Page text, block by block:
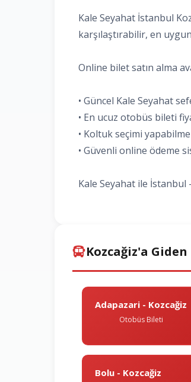
Kale Seyahat İstanbul
karşılaştırabilir, en
Online bilet satın alma
• Güncel Kale Seyahat
• En ucuz otobüs bileti
• Koltuk seçimi yapabilme
• Güvenli online ödeme
Kale Seyahat ile
Kozcağiz'a
Adapazari - Kozcağiz
Otobüs Bileti
Bolu - Kozcağiz